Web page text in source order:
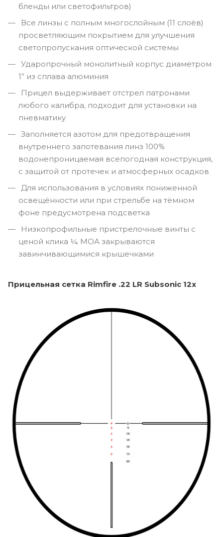
бленды или светофильтров)
Все линзы с полным многослойным (11 слоёв)
просветляющим покрытием для улучшения
светопропускания оптической системы
Ударопрочный монолитный корпус диаметром
1” из сплава алюминия
Прицел выдерживает отстрел патронами
любого калибра, подходит для установки на
пневматику
Заполняется азотом для предотвращения
внутреннего запотевания линз 100%
водонепроницаемая всепогодная конструкция,
с защитой от протечек и атмосферных осадков
Для использования в условиях пониженной
освещённости или при стрельбе на тёмном
фоне предусмотрена подсветка
Низкопрофильные пристрелочные винты с
ценой клика ¼ МОА закрываются
завинчивающимися крышечками
Прицельная сетка Rimfire .22 LR Subsonic 12x